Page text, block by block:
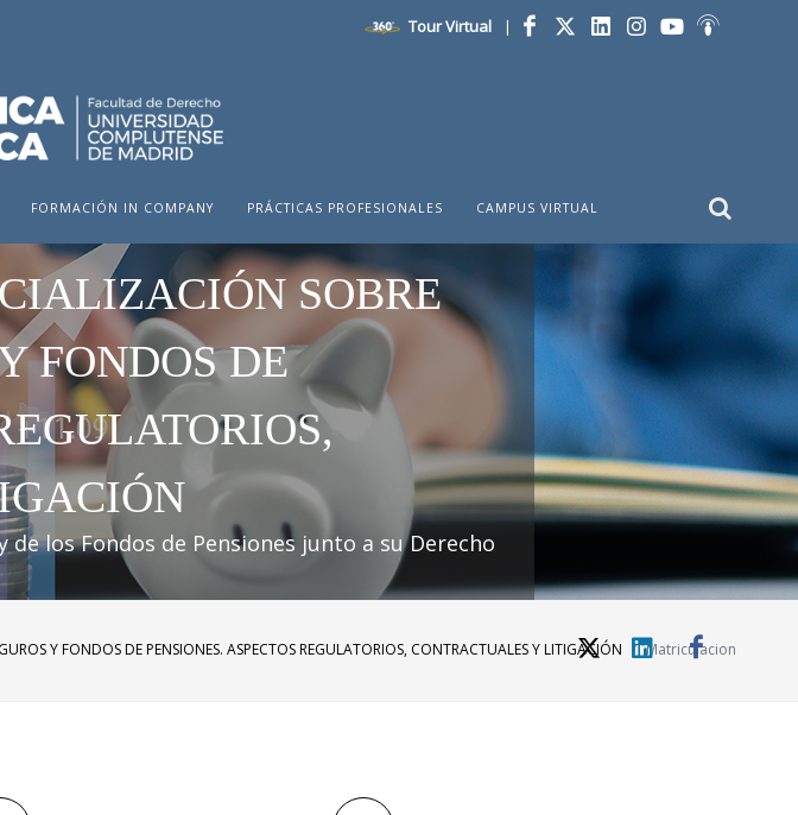
Tour Virtual |
FORMACIÓN IN COMPANY PRÁCTICAS PROFESIONALES CAMPUS VIRTUAL
SOBRE
FONDOS DE
los Fondos de Pensiones junto a su Derecho
Y FONDOS DE PENSIONES. ASPECTOS REGULATORIOS, CONTRACTUALES Y LITIGACIÓN Matriculacion